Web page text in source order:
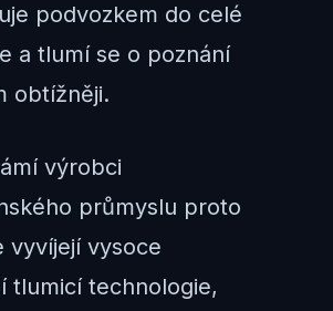
podvozkem do celé
a tlumí se o poznání
obtížněji.
výrobci
průmyslu proto
vyvíjejí vysoce
tlumicí technologie,